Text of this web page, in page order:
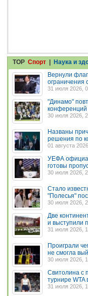
TOP Спорт | Наука и
Вернули
ограничения
31 июля 2026,
"Динамо"
конференций
30 июля 2026,
Названы
решения по
01 августа
УЕФА
готовы
30 июля 2026,
Стало
"Полесья"
30 июля 2026,
Две
и выступили
31 июля 2026,
Проиграли
не смогла
30 июля 2026,
Свитолина с
турнире WTA
31 июля 2026,